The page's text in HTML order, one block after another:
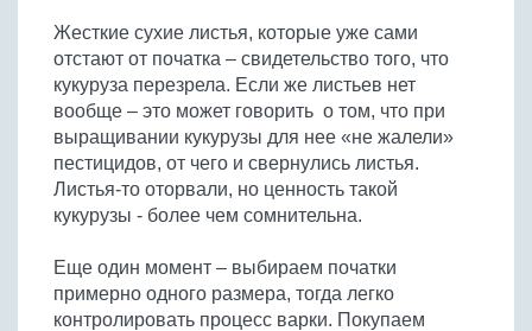
Бобовые
Яйца
Крупы
Жесткие сухие листья, которые уже сами
отстают от початка – свидетельство того, что
кукуруза перезрела. Если же листьев нет
вообще – это может говорить о том, что при
выращивании кукурузы для нее «не жалели»
пестицидов, от чего и свернулись листья.
Листья-то оторвали, но ценность такой
кукурузы - более чем сомнительна.
Еще один момент – выбираем початки
примерно одного размера, тогда легко
контролировать процесс варки. Покупаем